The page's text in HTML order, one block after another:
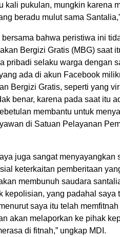
kali pukulan, mungkin karena
beradu mulut sama
bahwa peristiwa ini
Bergizi Gratis (MBG) saat
pribadi selaku warga dengan
ada di akun Facebook
Bergizi Gratis, seperti yang
benar, karena pada saat itu
membantu untuk
di Satuan Pelayanan
juga sangat menyayangkan
keterkaitan pemberitaan
membunuh saudara
kepolisian, yang padahal saya
saya itu telah
akan melaporkan ke pihak
di fitnah,” ungkap MDI.